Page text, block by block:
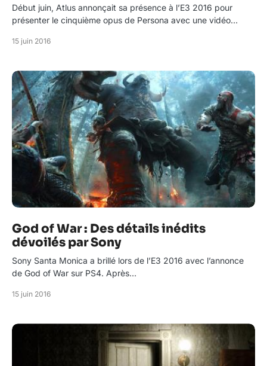
Début juin, Atlus annonçait sa présence à l’E3 2016 pour
présenter le cinquième opus de Persona avec une vidéo…
15 juin 2016
God of War : Des détails inédits
dévoilés par Sony
Sony Santa Monica a brillé lors de l’E3 2016 avec l’annonce
de God of War sur PS4. Après…
15 juin 2016